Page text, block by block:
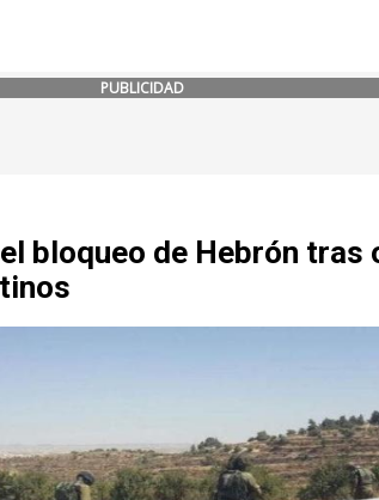
PUBLICIDAD
bloqueo de Hebrón tras